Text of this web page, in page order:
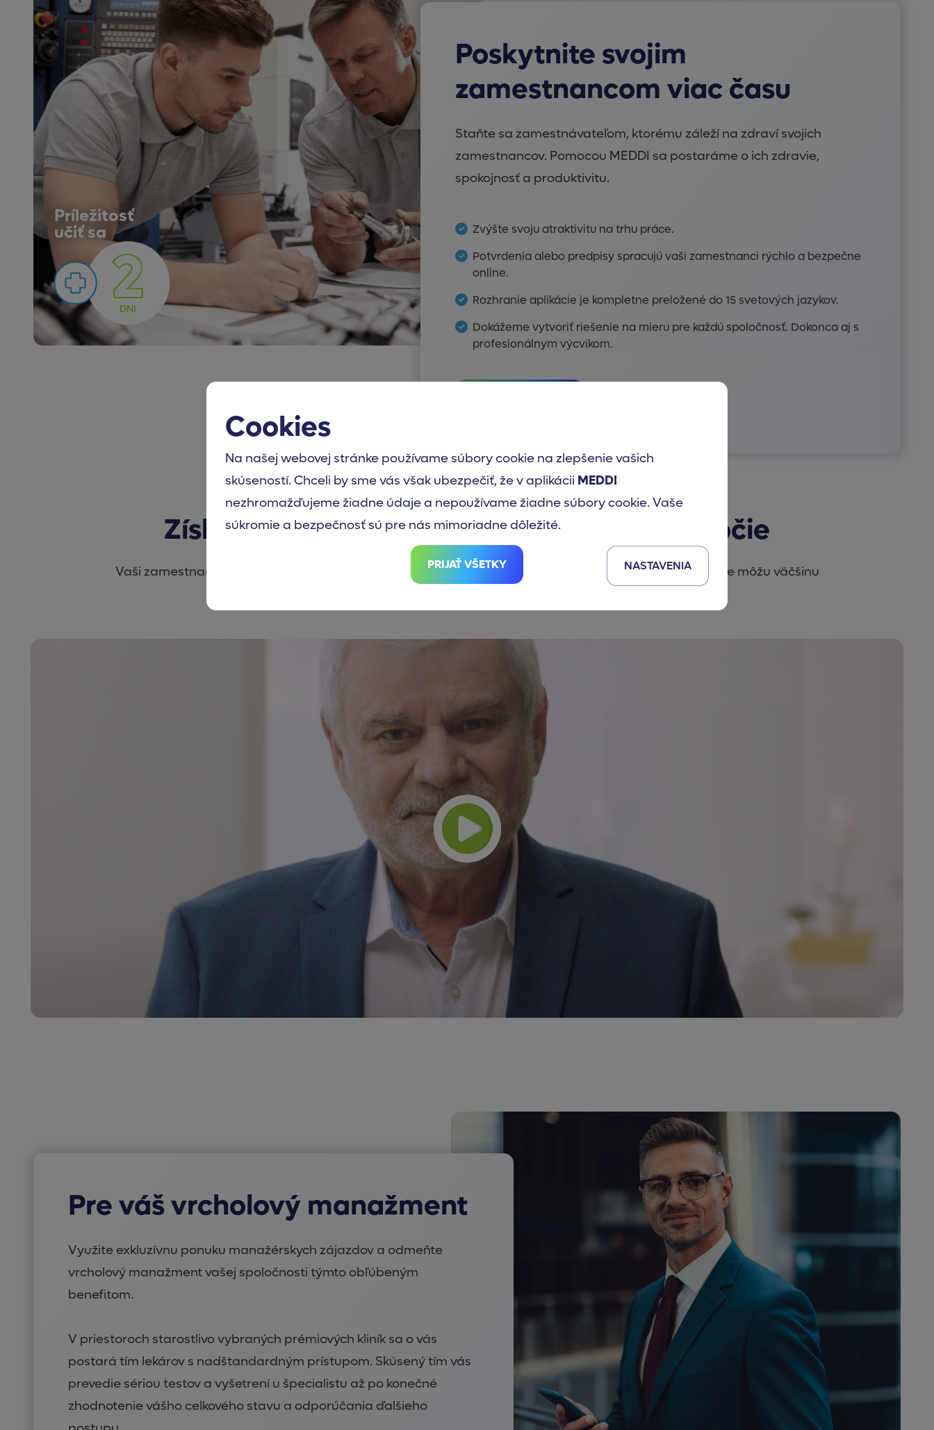
Príležitosť
učiť sa
2
DNI
Poskytnite svojim
zamestnancom viac času
Staňte sa zamestnávateľom, ktorému záleží na zdraví svojich
zamestnancov. Pomocou MEDDI sa postaráme o ich zdravie,
spokojnosť a produktivitu.
Zvýšte svoju atraktivitu na trhu práce.
Potvrdenia alebo predpisy spracujú vaši zamestnanci rýchlo a bezpečne
online.
Rozhranie aplikácie je kompletne preložené do 15 svetových jazykov.
Dokážeme vytvoriť riešenie na mieru pre každú spoločnosť. Dokonca aj s
profesionálnym výcvikom.
Získajte informácie o medicíne pre 21. storočie
Vaši zamestnanci už nemusia chodiť k lekárovi s každou požiadavkou a predpisom. Vďaka telemedicíne môžu väčšinu
Pre váš vrcholový manažment
Využite exkluzívnu ponuku manažérskych zájazdov a odmeňte
vrcholový manažment vašej spoločnosti týmto obľúbeným
benefitom.
V priestoroch starostlivo vybraných prémiových kliník sa o vás
postará tím lekárov s nadštandardným prístupom. Skúsený tím vás
prevedie sériou testov a vyšetrení u špecialistu až po konečné
zhodnotenie vášho celkového stavu a odporúčania ďalšieho
Cookies
Na našej webovej stránke používame súbory cookie na zlepšenie vašich
skúseností. Chceli by sme vás však ubezpečiť, že v aplikácii MEDDI
nezhromažďujeme žiadne údaje a nepoužívame žiadne súbory cookie. Vaše
súkromie a bezpečnosť sú pre nás mimoriadne dôležité.
PRIJAŤ VŠETKY NASTAVENIA